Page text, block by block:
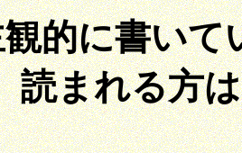
的に書いて
読まれる方